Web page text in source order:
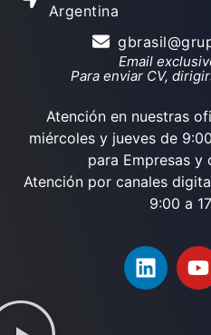
Argentina
Email
Para enviar CV,
Atención en nuestras
miércoles y jueves de
para Empresas y
Atención por canales
9:00 a